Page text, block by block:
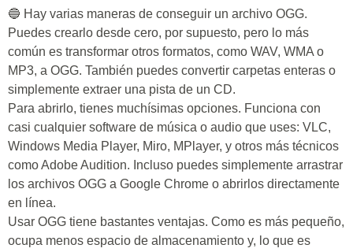
🔵 Hay varias maneras de conseguir un archivo OGG.
Puedes crearlo desde cero, por supuesto, pero lo más
común es transformar otros formatos, como WAV, WMA o
MP3, a OGG. También puedes convertir carpetas enteras o
simplemente extraer una pista de un CD.
Para abrirlo, tienes muchísimas opciones. Funciona con
casi cualquier software de música o audio que uses: VLC,
Windows Media Player, Miro, MPlayer, y otros más técnicos
como Adobe Audition. Incluso puedes simplemente arrastrar
los archivos OGG a Google Chrome o abrirlos directamente
en línea.
Usar OGG tiene bastantes ventajas. Como es más pequeño,
ocupa menos espacio de almacenamiento y, lo que es